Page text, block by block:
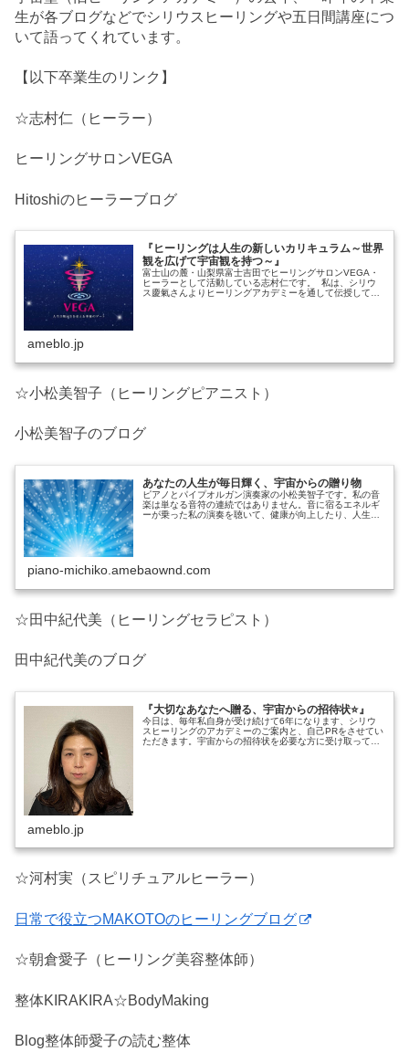
生が各ブログなどでシリウスヒーリングや五日間講座につ
いて語ってくれています。
【以下卒業生のリンク】
☆志村仁（ヒーラー）
ヒーリングサロンVEGA
Hitoshiのヒーラーブログ
『ヒーリングは人生の新しいカリキュラム～世界
観を広げて宇宙観を持つ～』
富士山の麓・山梨県富士吉田でヒーリングサロンVEGA・
ヒーラーとして活動している志村仁です。 私は、シリウ
ス慶氣さんよりヒーリングアカデミーを通して伝授して…
ameblo.jp
☆小松美智子（ヒーリングピアニスト）
小松美智子のブログ
あなたの人生が毎日輝く、宇宙からの贈り物
ピアノとパイプオルガン演奏家の小松美智子です。私の音
楽は単なる音符の連続ではありません。音に宿るエネルギ
ーが乗った私の演奏を聴いて、健康が向上したり、人生が
piano-michiko.amebaownd.com
☆田中紀代美（ヒーリングセラピスト）
田中紀代美のブログ
『大切なあなたへ贈る、宇宙からの招待状⭐️』
今日は、毎年私自身が受け続けて6年になります、シリウ
スヒーリングのアカデミーのご案内と、自己PRをさせてい
ただきます。宇宙からの招待状を必要な方に受け取って
ameblo.jp
☆河村実（スピリチュアルヒーラー）
日常で役立つMAKOTOのヒーリングブログ
☆朝倉愛子（ヒーリング美容整体師）
整体KIRAKIRA☆BodyMaking
Blog整体師愛子の読む整体